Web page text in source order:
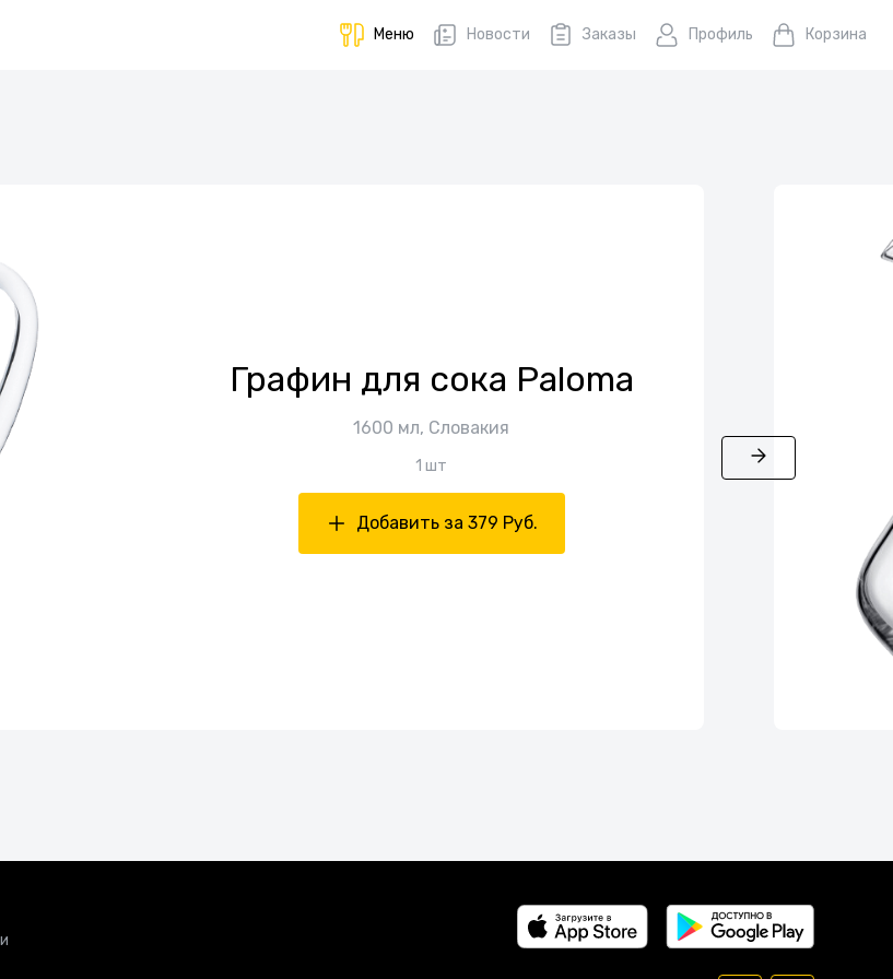
Меню Новости Заказы Профиль Корзина
Графин для сока Paloma
1600 мл, Словакия
1 шт
Добавить за 379 Руб.